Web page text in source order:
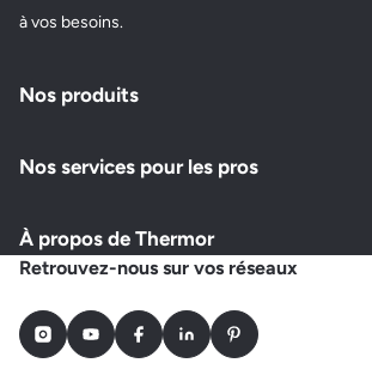
à vos besoins.
Nos produits
Nos services pour les pros
À propos de Thermor
Retrouvez-nous sur vos réseaux
InstagramYoutubeFacebookLinkedInPinterest